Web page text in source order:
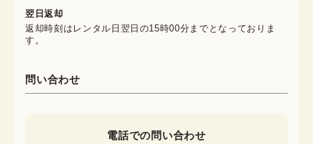
翌日返却
返却時刻はレンタル日翌日の15時00分までとなっておりま
す。
問い合わせ
電話での問い合わせ